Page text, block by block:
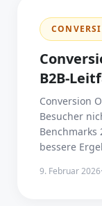
B2B-
Conversion
Besucher
Benchmarks
bessere
9. Februar 2026·